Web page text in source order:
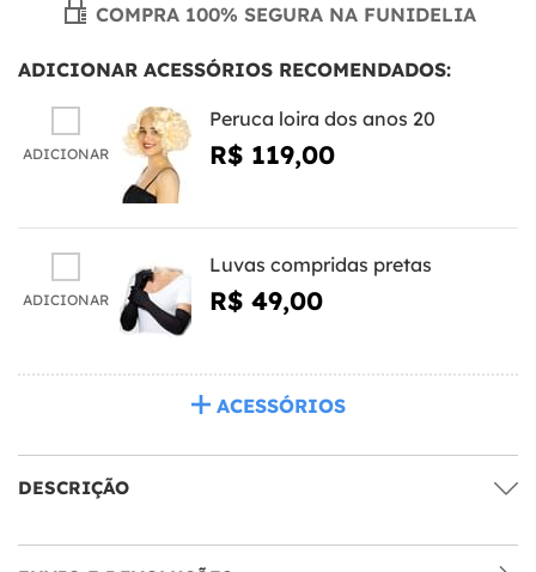
COMPRA 100% SEGURA NA FUNIDELIA
ADICIONAR ACESSÓRIOS RECOMENDADOS:
ADICIONAR
Peruca loira dos anos 20
R$ 119,00
ADICIONAR
Luvas compridas pretas
R$ 49,00
ACESSÓRIOS
DESCRIÇÃO